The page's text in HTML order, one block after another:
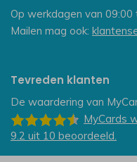
Op werkdagen van 09:00
Mailen mag ook:
Tevreden klanten
De waardering van
MyCards
9.2 uit 10 beoordeeld.